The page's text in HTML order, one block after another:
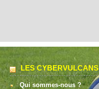
LES CYBERVULCANS
Qui sommes-nous ?